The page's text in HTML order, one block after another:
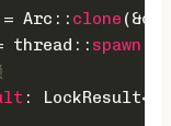
= Arc:: clone
thread:: spawn
: